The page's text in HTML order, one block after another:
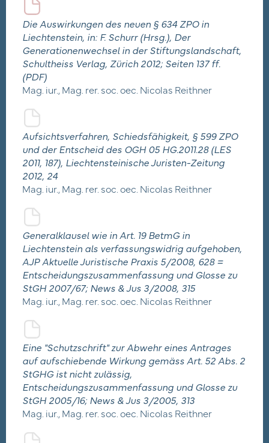
Die Auswirkungen des neuen § 634 ZPO in
Liechtenstein, in: F. Schurr (Hrsg.), Der
Generationenwechsel in der Stiftungslandschaft,
Schultheiss Verlag, Zürich 2012; Seiten 137 ff.
(PDF)
Mag. iur., Mag. rer. soc. oec. Nicolas Reithner
Aufsichtsverfahren, Schiedsfähigkeit, § 599 ZPO
und der Entscheid des OGH 05 HG.2011.28 (LES
2011, 187), Liechtensteinische Juristen-Zeitung
2012, 24
Mag. iur., Mag. rer. soc. oec. Nicolas Reithner
Generalklausel wie in Art. 19 BetmG in
Liechtenstein als verfassungswidrig aufgehoben,
AJP Aktuelle Juristische Praxis 5/2008, 628 =
Entscheidungszusammenfassung und Glosse zu
StGH 2007/67; News & Jus 3/2008, 315
Mag. iur., Mag. rer. soc. oec. Nicolas Reithner
Eine "Schutzschrift" zur Abwehr eines Antrages
auf aufschiebende Wirkung gemäss Art. 52 Abs. 2
StGHG ist nicht zulässig,
Entscheidungszusammenfassung und Glosse zu
StGH 2005/16; News & Jus 3/2005, 313
Mag. iur., Mag. rer. soc. oec. Nicolas Reithner